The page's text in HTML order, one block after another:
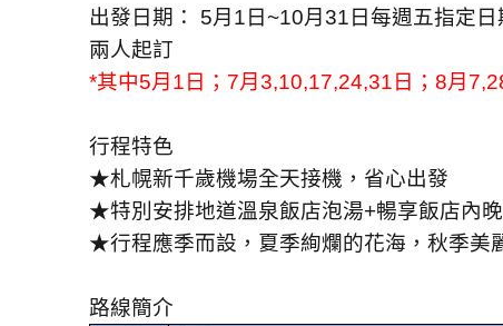
出發日期： 5月 1 日 ~10月 31 日每週五指定日
兩人起訂
*其中5月 1 日； 7月 3,10,17,24,31 日； 8月
行程特色
★札幌新千歲機場全天接機，省心出發
★特別安排地道溫泉飯店泡湯+暢享飯店內
★行程應季而設，夏季絢爛的花海，秋季美
路線簡介